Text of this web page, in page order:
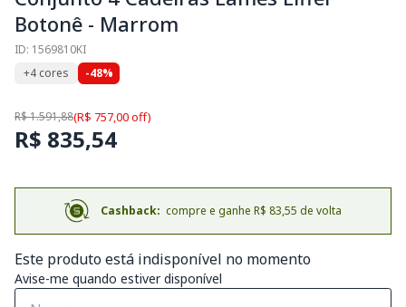
Botonê - Marrom
ID: 1569810KI
+4 cores
-48%
R$ 1.591,88(R$ 757,00 off)
R$ 835,54
Cashback: compre e ganhe R$ 83,55 de volta
Este produto está indisponível no momento
Avise-me quando estiver disponível